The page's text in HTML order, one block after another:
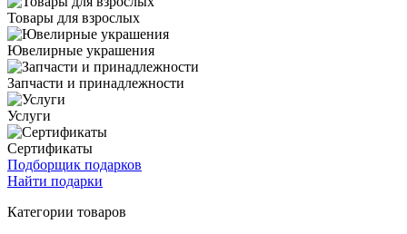
Товары для взрослых
Ювелирные украшения
Запчасти и принадлежности
Услуги
Сертификаты
Подборщик подарков
Найти подарки
Категории товаров